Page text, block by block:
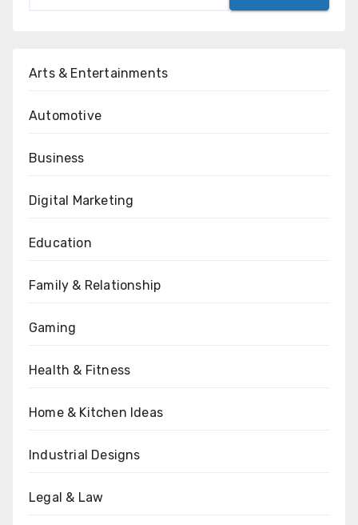
Arts & Entertainments
Automotive
Business
Digital Marketing
Education
Family & Relationship
Gaming
Health & Fitness
Home & Kitchen Ideas
Industrial Designs
Legal & Law